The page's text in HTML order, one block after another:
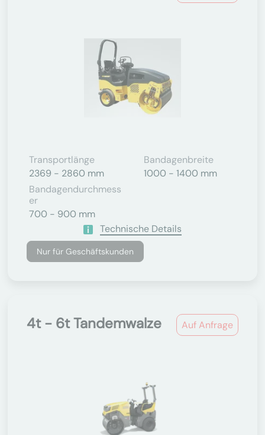
Transportlänge
2369 - 2860 mm
Bandagenbreite
1000 - 1400 mm
Bandagendurchmess
Er
700 - 900 mm
Technische Details
Nur für Geschäftskunden
Auf Anfrage
4t - 6t Tandemwalze